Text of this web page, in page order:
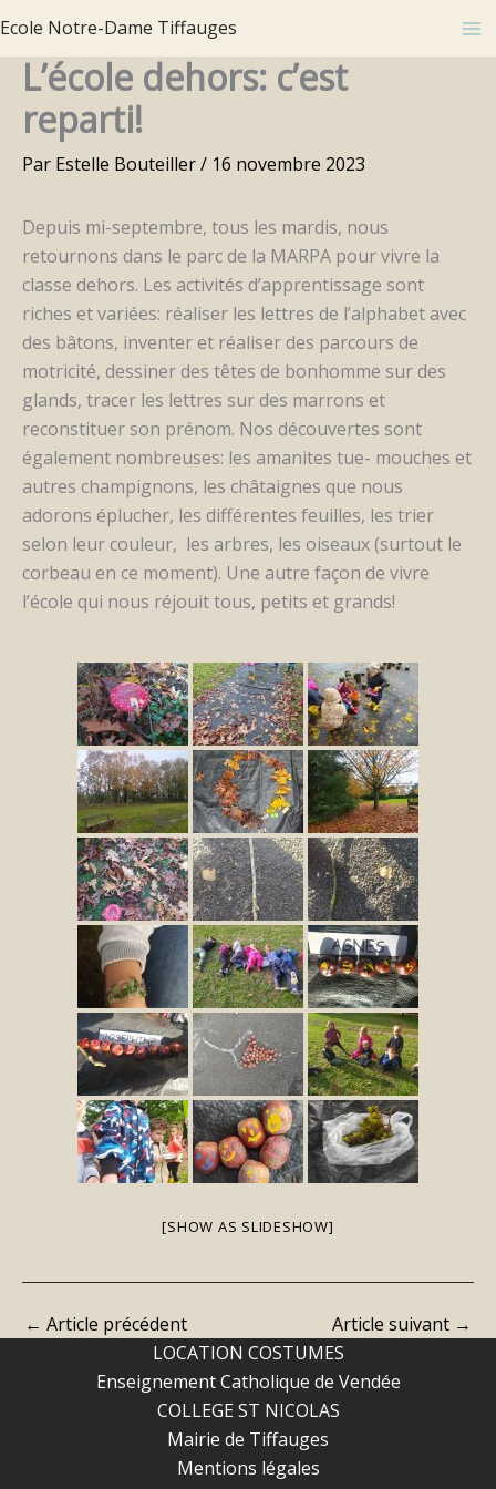
au
contenu
Ecole Notre-Dame Tiffauges
L’école dehors: c’est
reparti!
Par Estelle Bouteiller/ 16 novembre 2023
Depuis mi-septembre, tous les mardis, nous
retournons dans le parc de la MARPA pour vivre la
classe dehors. Les activités d’apprentissage sont
riches et variées: réaliser les lettres de l’alphabet avec
des bâtons, inventer et réaliser des parcours de
motricité, dessiner des têtes de bonhomme sur des
glands, tracer les lettres sur des marrons et
reconstituer son prénom. Nos découvertes sont
également nombreuses: les amanites tue- mouches et
autres champignons, les châtaignes que nous
adorons éplucher, les différentes feuilles, les trier
selon leur couleur, les arbres, les oiseaux (surtout le
corbeau en ce moment). Une autre façon de vivre
l’école qui nous réjouit tous, petits et grands!
[SHOW AS SLIDESHOW]
← Article précédent Article suivant →
LOCATION COSTUMES
Enseignement Catholique de Vendée
COLLEGE ST NICOLAS
Mairie de Tiffauges
Mentions légales